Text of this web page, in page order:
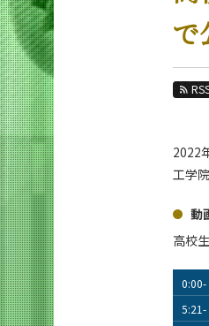
で
2022
工学
動
高校
0:00-
5:21-
生命理工学系 News